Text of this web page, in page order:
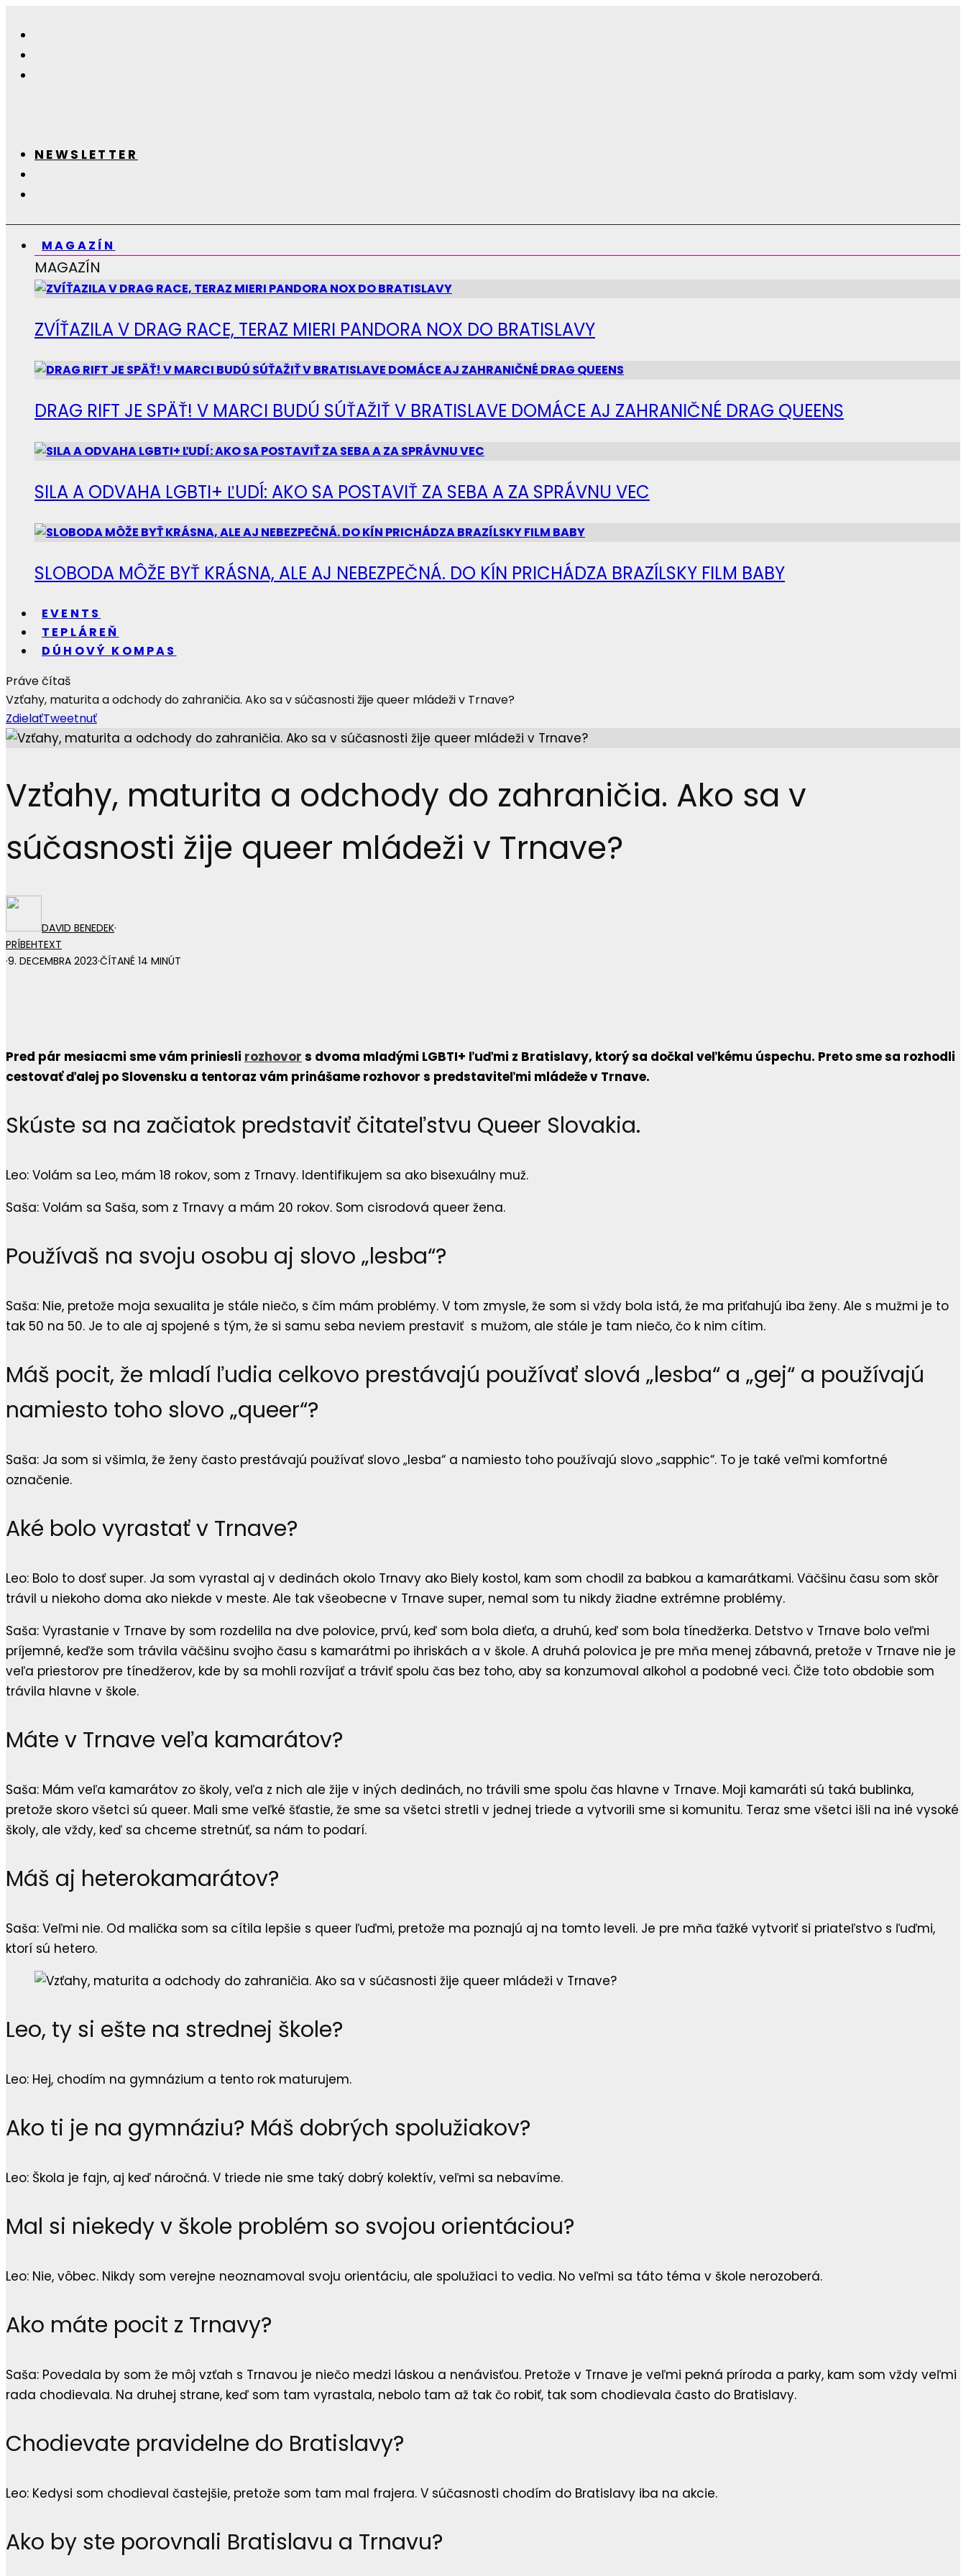
NEWSLETTER
MAGAZÍN
MAGAZÍN
ZVÍŤAZILA V DRAG RACE, TERAZ MIERI PANDORA NOX DO BRATISLAVY
DRAG RIFT JE SPÄŤ! V MARCI BUDÚ SÚŤAŽIŤ V BRATISLAVE DOMÁCE AJ ZAHRANIČNÉ DRAG QUEENS
SILA A ODVAHA LGBTI+ ĽUDÍ: AKO SA POSTAVIŤ ZA SEBA A ZA SPRÁVNU VEC
SLOBODA MÔŽE BYŤ KRÁSNA, ALE AJ NEBEZPEČNÁ. DO KÍN PRICHÁDZA BRAZÍLSKY FILM BABY
EVENTS
TEPLÁREŇ
DÚHOVÝ KOMPAS
Práve čítaš
Vzťahy, maturita a odchody do zahraničia. Ako sa v súčasnosti žije queer mládeži v Trnave?
ZdielaťTweetnuť
Vzťahy, maturita a odchody do zahraničia. Ako sa v
súčasnosti žije queer mládeži v Trnave?
DAVID BENEDEK·
PRÍBEHTEXT
·9. DECEMBRA 2023·ČÍTANÉ 14 MINÚT
Pred pár mesiacmi sme vám priniesli rozhovor s dvoma mladými LGBTI+ ľuďmi z Bratislavy, ktorý sa dočkal veľkému úspechu. Preto sme sa rozhodli
cestovať ďalej po Slovensku a tentoraz vám prinášame rozhovor s predstaviteľmi mládeže v Trnave.
Skúste sa na začiatok predstaviť čitateľstvu Queer Slovakia.
Leo: Volám sa Leo, mám 18 rokov, som z Trnavy. Identifikujem sa ako bisexuálny muž.
Saša: Volám sa Saša, som z Trnavy a mám 20 rokov. Som cisrodová queer žena.
Používaš na svoju osobu aj slovo „lesba“?
Saša: Nie, pretože moja sexualita je stále niečo, s čím mám problémy. V tom zmysle, že som si vždy bola istá, že ma priťahujú iba ženy. Ale s mužmi je to
tak 50 na 50. Je to ale aj spojené s tým, že si samu seba neviem prestaviť s mužom, ale stále je tam niečo, čo k nim cítim.
Máš pocit, že mladí ľudia celkovo prestávajú používať slová „lesba“ a „gej“ a používajú
namiesto toho slovo „queer“?
Saša: Ja som si všimla, že ženy často prestávajú používať slovo „lesba“ a namiesto toho používajú slovo „sapphic“. To je také veľmi komfortné
označenie.
Aké bolo vyrastať v Trnave?
Leo: Bolo to dosť super. Ja som vyrastal aj v dedinách okolo Trnavy ako Biely kostol, kam som chodil za babkou a kamarátkami. Väčšinu času som skôr
trávil u niekoho doma ako niekde v meste. Ale tak všeobecne v Trnave super, nemal som tu nikdy žiadne extrémne problémy.
Saša: Vyrastanie v Trnave by som rozdelila na dve polovice, prvú, keď som bola dieťa, a druhú, keď som bola tínedžerka. Detstvo v Trnave bolo veľmi
príjemné, keďže som trávila väčšinu svojho času s kamarátmi po ihriskách a v škole. A druhá polovica je pre mňa menej zábavná, pretože v Trnave nie je
veľa priestorov pre tínedžerov, kde by sa mohli rozvíjať a tráviť spolu čas bez toho, aby sa konzumoval alkohol a podobné veci. Čiže toto obdobie som
trávila hlavne v škole.
Máte v Trnave veľa kamarátov?
Saša: Mám veľa kamarátov zo školy, veľa z nich ale žije v iných dedinách, no trávili sme spolu čas hlavne v Trnave. Moji kamaráti sú taká bublinka,
pretože skoro všetci sú queer. Mali sme veľké šťastie, že sme sa všetci stretli v jednej triede a vytvorili sme si komunitu. Teraz sme všetci išli na iné vysoké
školy, ale vždy, keď sa chceme stretnúť, sa nám to podarí.
Máš aj heterokamarátov?
Saša: Veľmi nie. Od malička som sa cítila lepšie s queer ľuďmi, pretože ma poznajú aj na tomto leveli. Je pre mňa ťažké vytvoriť si priateľstvo s ľuďmi,
ktorí sú hetero.
Leo, ty si ešte na strednej škole?
Leo: Hej, chodím na gymnázium a tento rok maturujem.
Ako ti je na gymnáziu? Máš dobrých spolužiakov?
Leo: Škola je fajn, aj keď náročná. V triede nie sme taký dobrý kolektív, veľmi sa nebavíme.
Mal si niekedy v škole problém so svojou orientáciou?
Leo: Nie, vôbec. Nikdy som verejne neoznamoval svoju orientáciu, ale spolužiaci to vedia. No veľmi sa táto téma v škole nerozoberá.
Ako máte pocit z Trnavy?
Saša: Povedala by som že môj vzťah s Trnavou je niečo medzi láskou a nenávisťou. Pretože v Trnave je veľmi pekná príroda a parky, kam som vždy veľmi
rada chodievala. Na druhej strane, keď som tam vyrastala, nebolo tam až tak čo robiť, tak som chodievala často do Bratislavy.
Chodievate pravidelne do Bratislavy?
Leo: Kedysi som chodieval častejšie, pretože som tam mal frajera. V súčasnosti chodím do Bratislavy iba na akcie.
Ako by ste porovnali Bratislavu a Trnavu?